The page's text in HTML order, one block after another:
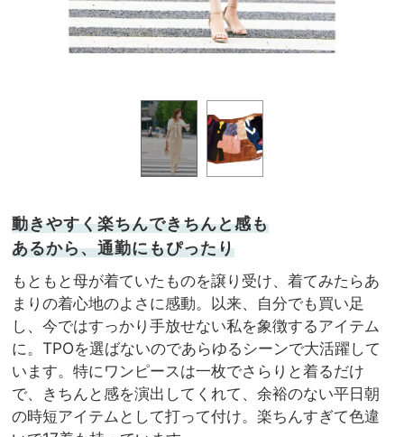
動きやすく楽ちんできちんと感も
あるから、通勤にもぴったり
もともと母が着ていたものを譲り受け、着てみたらあ
まりの着心地のよさに感動。以来、自分でも買い足
し、今ではすっかり手放せない私を象徴するアイテム
に。TPOを選ばないのであらゆるシーンで大活躍して
います。特にワンピースは一枚でさらりと着るだけ
で、きちんと感を演出してくれて、余裕のない平日朝
の時短アイテムとして打って付け。楽ちんすぎて色違